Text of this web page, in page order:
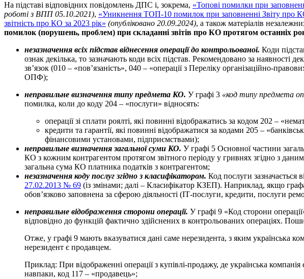
На підставі відповідних повідомлень ДПС і, зокрема, «Топові помилки при
роботі з ВПП 05.10.2021), «Уникнення ТОП-10 помилок при заповненні Звіту про
звітність про КО за 2023 рік» (опубліковано 20.09.2024), а також матеріалів
помилок (порушень, проблем) при складанні звітів про КО протягом останніх
незазначення всіх підстав віднесення операції до контрольованої. Коди
ознак декілька, то зазначають коди всіх підстав. Рекомендовано за наявності
зв’язок (010 – «пов’язаність», 040 – «операції з Переліку організаційно-
ОПФ);
неправильне визначення типу предмета КО. У графі 3 «код типу предмета
помилка, коли до коду 204 – «послуги» відносять:
операції зі сплати роялті, які повинні відображатись за кодом 202 –
кредити та гарантії, які повинні відображатися за кодами 205 –
фінансовими установами, підприємствами);
неправильне визначення загальної суми КО. У графі 5 Основної частини
КО з кожним контрагентом протягом звітного періоду у гривнях згідно з
загальна сума КО платника податків з контрагентом;
незазначення коду послуг згідно з класифікатором. Код послуги зазначається
27.02.2013 № 69 (із змінами; далі – Класифікатор КЗЕП). Наприклад, якщо
обов’язково заповнена за сферою діяльності (ІТ-послуги, кредити, послуги
неправильне відображення сторони операції. У графі 9 «Код сторони
відповідно до функцій фактично здійснених в контрольованих операціях.
Отже, у графі 9 мають вказуватися дані саме нерезидента, з яким українська
нерезидент є продавцем.
Приклад: При відображенні операції з купівлі-продажу, де українська
навпаки, код 117 – «продавець»;